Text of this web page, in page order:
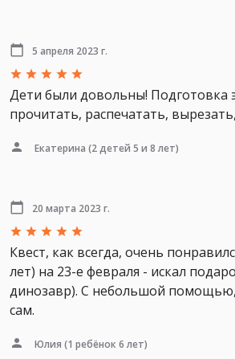
5 апреля 2023 г.
Дети были довольны! Подготовка
прочитать, распечатать,
Екатерина (2 детей 5 и 8 лет)
20 марта 2023 г.
Квест, как всегда, очень
лет) на 23-е февраля - искал
динозавр). С небольшой помощью,
сам.
Юлия (1 ребёнок 6 лет)